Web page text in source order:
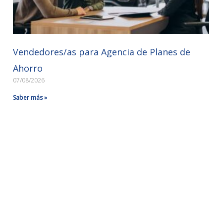
Vendedores/as para Agencia de Planes de
Ahorro
07/08/2026
Saber más »